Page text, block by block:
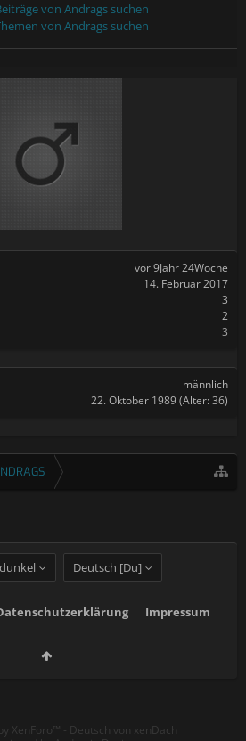
vor 9Jahr 24Woche
14. Februar 2017
3
2
3
männlich
22. Oktober 1989(Alter: 36)
von Andrags suchen
von Andrags suchen
Deutsch [Du]
Impressum
XenForo™ - Deutsch von xenDach